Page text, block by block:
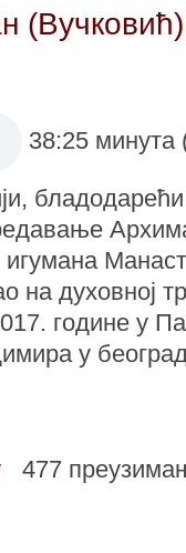
38:25 минута
игумана
на духовној
године у
у
477